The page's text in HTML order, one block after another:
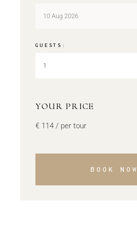
GUESTS:
1
YOUR PRICE
€ 114 / per tour
BOOK NOW